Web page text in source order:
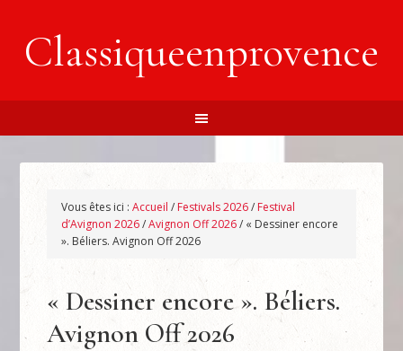
Classiqueenprovence
Vous êtes ici :Accueil / Festivals 2026/ Festival
d’Avignon 2026/Avignon Off 2026/ « Dessiner encore
». Béliers. Avignon Off 2026
« Dessiner encore ». Béliers.
Avignon Off 2026